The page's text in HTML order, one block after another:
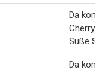
Da
Süße
Da